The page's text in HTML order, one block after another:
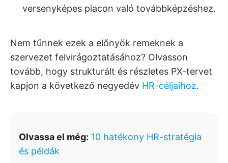
versenyképes piacon való továbbképzéshez.
Nem tűnnek ezek a előnyök remeknek a
szervezet felvirágoztatásához? Olvasson
tovább, hogy strukturált és részletes PX-tervet
kapjon a következő negyedév HR-céljaihoz.
Olvassa el még: 10 hatékony HR-stratégia
és példák